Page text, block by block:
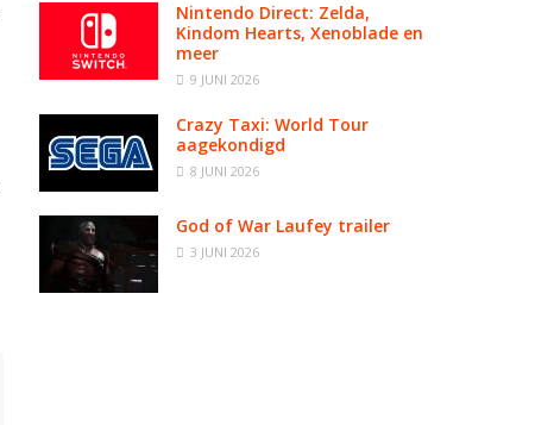
Nintendo Direct: Zelda,
Kindom Hearts, Xenoblade en
meer
9 JUNI 2026
Crazy Taxi: World Tour
aagekondigd
8 JUNI 2026
God of War Laufey trailer
3 JUNI 2026